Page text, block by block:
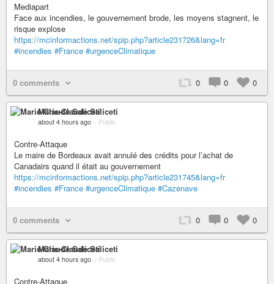
Mediapart
Face aux incendies, le gouvernement brode, les moyens stagnent, le
risque explose
https://mcinformactions.net/spip.php?article231726&lang=fr
#incendies #France #urgenceClimatique
0 comments 0 0 0
Marie-Claude Saliceti
about 4 hours ago – Public
Contre-Attaque
Le maire de Bordeaux avait annulé des crédits pour l’achat de
Canadairs quand il était au gouvernement
https://mcinformactions.net/spip.php?article231745&lang=fr
#incendies #France #urgenceClimatique #Cazenave
0 comments 0 0 0
Marie-Claude Saliceti
about 4 hours ago – Public
Contre-Attaque